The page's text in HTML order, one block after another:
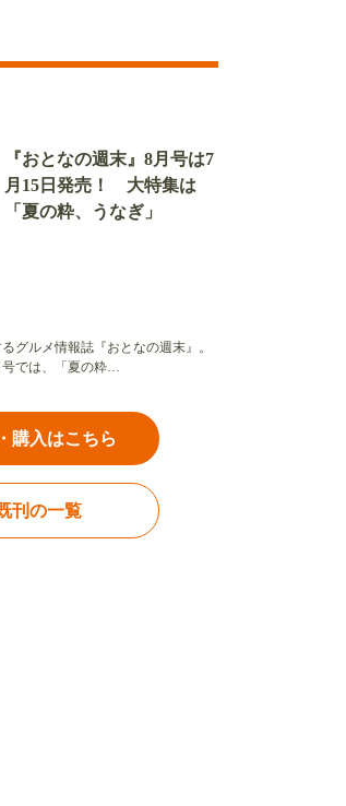
『おとなの週末』8月号は7
月15日発売！ 大特集は
「夏の粋、うなぎ」
グルメ情報誌『おとなの週末』。
号では、「夏の粋…
購入はこちら
刊の一覧